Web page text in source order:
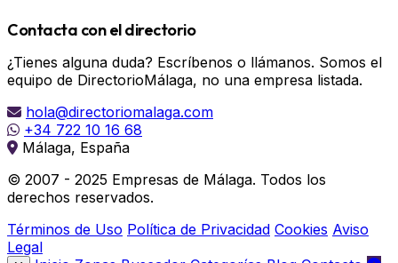
Contacta con el directorio
¿Tienes alguna duda? Escríbenos o llámanos. Somos el
equipo de DirectorioMálaga, no una empresa listada.
hola@directoriomalaga.com
+34 722 10 16 68
Málaga, España
© 2007 - 2025 Empresas de Málaga. Todos los
derechos reservados.
Términos de Uso Política de Privacidad Cookies Aviso
Legal